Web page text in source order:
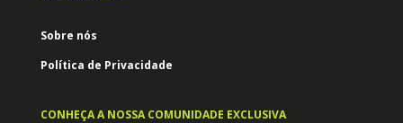
Sobre nós
Política de Privacidade
CONHEÇA A NOSSA COMUNIDADE EXCLUSIVA